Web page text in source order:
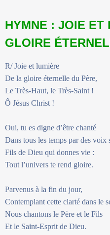
HYMNE : JOIE ET
GLOIRE
R/ Joie et lumière
De la gloire éternelle du Père,
Le Très-Haut, le Très-Saint !
Ô Jésus Christ !
Oui, tu es digne d’être chanté
Dans tous les temps par des voix
Fils de Dieu qui donnes vie :
Tout l’univers te rend gloire.
Parvenus à la fin du jour,
Contemplant cette clarté dans le
Nous chantons le Père et le Fils
Et le Saint-Esprit de Dieu.